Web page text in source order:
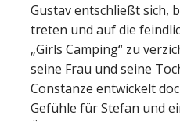
Gustav entschließt sich,
treten und auf die
„Girls Camping“ zu
seine Frau und seine
Constanze entwickelt
Gefühle für Stefan und